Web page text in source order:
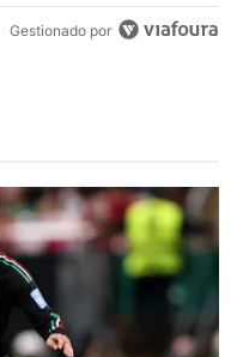
Gestionado por